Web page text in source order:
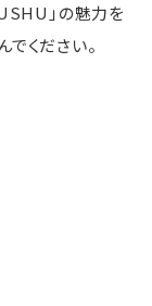
」の魅力を
ください。